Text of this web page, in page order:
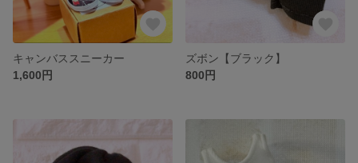
キャンバススニーカー
1,600円
ズボン【ブラック】
800円